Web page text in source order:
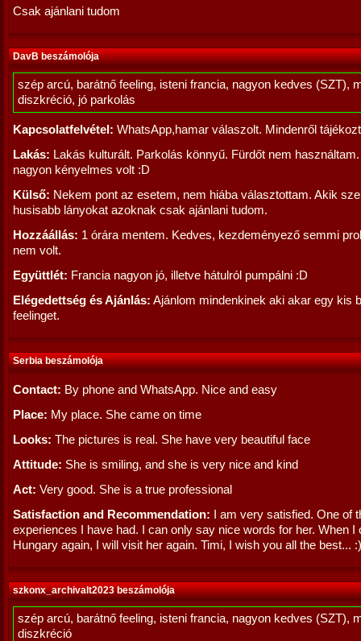
Csak ajánlani tudom
DavB beszámolója
szép arcú, barátnő feeling, isteni francia, nagyon kedves (SZT),
diszkréció, jó parkolás
Kapcsolatfelvétel: WhatsApp,hamar válaszolt. Mindenről
Lakás: Lakás kulturált. Parkolás könnyű. Fürdőt nem
nagyon kényelmes volt :D
Külső: Nekem pont az esetem, nem hiába választottam. Akik
husisabb lányokat azoknak csak ajánlani tudom.
Hozzáállás: 1 órára mentem. Kedves, kezdeményező semmi
nem volt.
Együttlét: Francia nagyon jó, illetve hátulról pumpálni :D
Elégedettség és Ajánlás: Ajánlom mindenkinek aki akar egy kis
feelinget.
Serbia beszámolója
Contact: By phone and WhatsApp. Nice and easy
Place: My place. She came on time
Looks: The pictures is real. She have very beautiful face
Attitude: She is smiling, and she is very nice and kind
Act: Very good. She is a true professional
Satisfaction and Recommendation: I am very satisfied. One of
experiences I have had. I can only say nice words for her. When I
Hungary again, I will visit her again. Timi, I wish you all the best... :)
szkonx_archivalt2023 beszámolója
szép arcú, barátnő feeling, isteni francia, nagyon kedves (SZT),
diszkréció